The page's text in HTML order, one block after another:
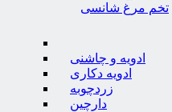
تخم مرغ شانسی
ادویه و چاشنی
ادویه دکاری
زردچوبه
دارچین